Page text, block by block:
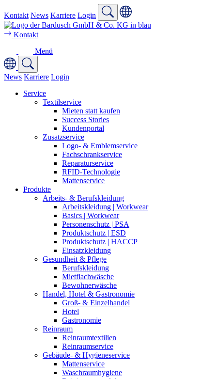
Kontakt News Karriere Login
Kontakt
Menü
News Karriere Login
Service
Textilservice
Mieten statt kaufen
Success Stories
Kundenportal
Zusatzservice
Logo- & Emblemservice
Fachschrankservice
Reparaturservice
RFID-Technologie
Mattenservice
Produkte
Arbeits- & Berufskleidung
Arbeitskleidung | Workwear
Basics | Workwear
Personenschutz | PSA
Produktschutz | ESD
Produktschutz | HACCP
Einsatzkleidung
Gesundheit & Pflege
Berufskleidung
Mietflachwäsche
Bewohnerwäsche
Handel, Hotel & Gastronomie
Groß- & Einzelhandel
Hotel
Gastronomie
Reinraum
Reinraumtextilien
Reinraumservice
Gebäude- & Hygieneservice
Mattenservice
Waschraumhygiene